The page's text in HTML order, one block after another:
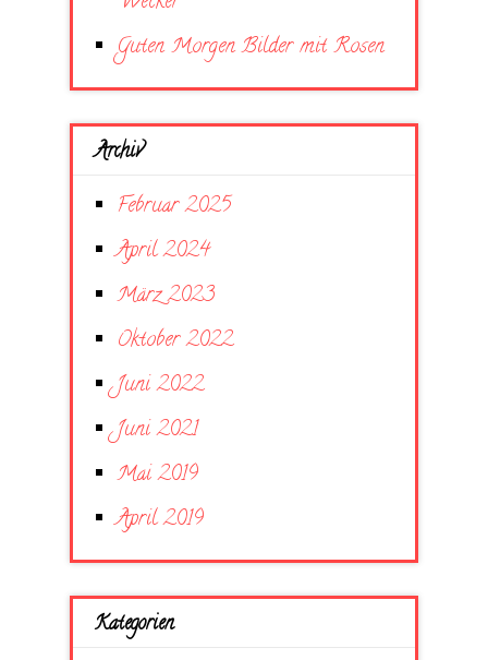
Guten Morgen Bilder mit Rosen
Archiv
Februar 2025
April 2024
März 2023
Oktober 2022
Juni 2022
Juni 2021
Mai 2019
April 2019
Kategorien